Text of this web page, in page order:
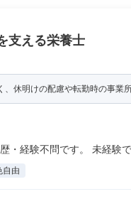
支える栄養士
、休明けの配慮や転勤時の事業
・経験不問です。 未経験で
自由